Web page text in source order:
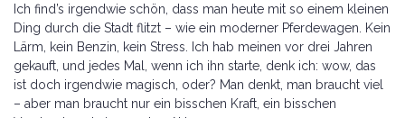
Ich find’s irgendwie schön, dass man heute mit so einem kleinen
Ding durch die Stadt flitzt – wie ein moderner Pferdewagen. Kein
Lärm, kein Benzin, kein Stress. Ich hab meinen vor drei Jahren
gekauft, und jedes Mal, wenn ich ihn starte, denk ich: wow, das
ist doch irgendwie magisch, oder? Man denkt, man braucht viel
– aber man braucht nur ein bisschen Kraft, ein bisschen